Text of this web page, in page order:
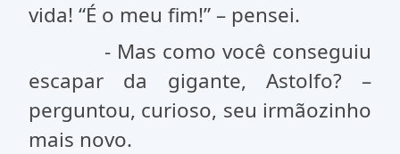
vida! “É o meu fim!” – pensei.
- Mas como você conseguiu
escapar da gigante, Astolfo? –
perguntou, curioso, seu irmãozinho
mais novo.